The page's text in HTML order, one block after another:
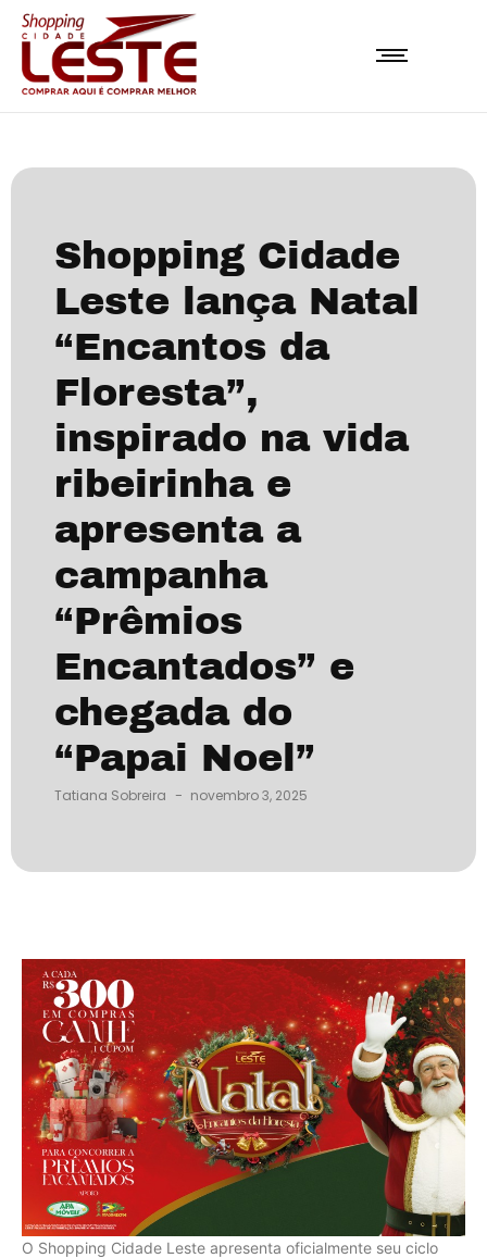
Shopping Cidade
Leste lança Natal
“Encantos da
Floresta”,
inspirado na vida
ribeirinha e
apresenta a
campanha
“Prêmios
Encantados” e
chegada do
“Papai Noel”
Tatiana Sobreira - novembro 3, 2025
O Shopping Cidade Leste apresenta oficialmente seu ciclo